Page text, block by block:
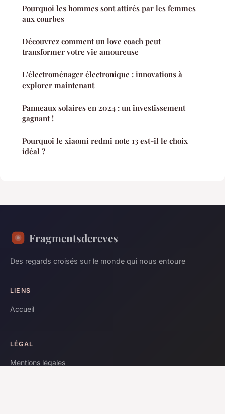
Pourquoi les hommes sont attirés par les femmes
aux courbes
Découvrez comment un love coach peut
transformer votre vie amoureuse
L'électroménager électronique : innovations à
explorer maintenant
Panneaux solaires en 2024 : un investissement
gagnant !
Pourquoi le xiaomi redmi note 13 est-il le choix
idéal ?
Fragmentsdereves
Des regards croisés sur le monde qui nous entoure
LIENS
Accueil
LÉGAL
Mentions légales